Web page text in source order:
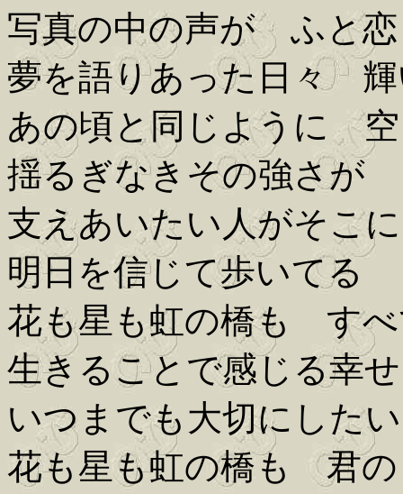
写真の中の声が ふと恋
夢を語りあった日々 輝
あの頃と同じように
揺るぎなきその強さ
支えあいたい人がそこ
明日を信じて歩いてる
花も星も虹の橋も すべ
生きることで感じる幸
いつまでも大切にしたい
花も星も虹の橋も 君